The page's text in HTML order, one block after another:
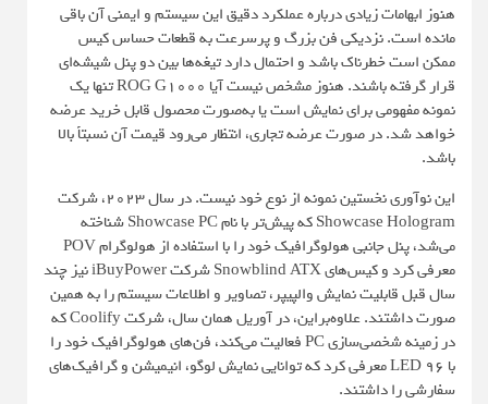
هنوز ابهامات زیادی درباره عملکرد دقیق این سیستم و ایمنی آن باقی
مانده است. نزدیکی فن بزرگ و پرسرعت به قطعات حساس کیس
ممکن است خطرناک باشد و احتمال دارد تیغه‌ها بین دو پنل شیشه‌ای
قرار گرفته باشند. هنوز مشخص نیست آیا ROG G1000 تنها یک
نمونه مفهومی برای نمایش است یا به‌صورت محصول قابل خرید عرضه
خواهد شد. در صورت عرضه تجاری، انتظار می‌رود قیمت آن نسبتاً بالا
باشد.
این نوآوری نخستین نمونه از نوع خود نیست. در سال 2023، شرکت
Showcase Hologram که پیش‌تر با نام Showcase PC شناخته
می‌شد، پنل جانبی هولوگرافیک خود را با استفاده از هولوگرام POV
معرفی کرد و کیس‌های Snowblind ATX شرکت iBuyPower نیز چند
سال قبل قابلیت نمایش والپیپر، تصاویر و اطلاعات سیستم را به همین
صورت داشتند. علاوه‌براین، در آوریل همان سال، شرکت Coolify که
در زمینه شخصی‌سازی PC فعالیت می‌کند، فن‌های هولوگرافیک خود را
با 96 LED معرفی کرد که توانایی نمایش لوگو، انیمیشن و گرافیک‌های
سفارشی را داشتند.